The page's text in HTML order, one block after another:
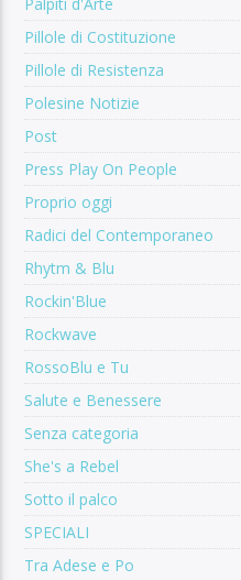
Pillole di Costituzione
Pillole di Resistenza
Polesine Notizie
Post
Press Play On People
Proprio oggi
Radici del Contemporaneo
Rhytm & Blu
Rockin'Blue
Rockwave
RossoBlu e Tu
Salute e Benessere
Senza categoria
She's a Rebel
Sotto il palco
SPECIALI
Tra Adese e Po